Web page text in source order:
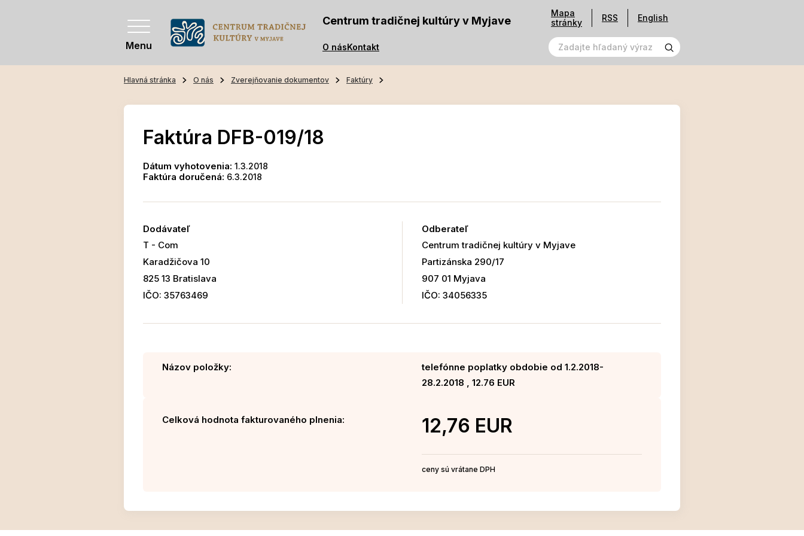
Menu
Centrum tradičnej kultúry v Myjave
O násKontakt
Mapa
stránky
RSS English
Hlavná stránka O nás Zverejňovanie dokumentov Faktúry
Faktúra DFB-019/18
Dátum vyhotovenia: 1.3.2018
Faktúra doručená: 6.3.2018
Dodávateľ
T - Com
Karadžičova 10
825 13 Bratislava
IČO: 35763469
Odberateľ
Centrum tradičnej kultúry v Myjave
Partizánska 290/17
907 01 Myjava
IČO: 34056335
Názov položky:
telefónne poplatky obdobie od 1.2.2018-
28.2.2018 , 12.76 EUR
Celková hodnota fakturovaného plnenia: 12,76 EUR
ceny sú vrátane DPH